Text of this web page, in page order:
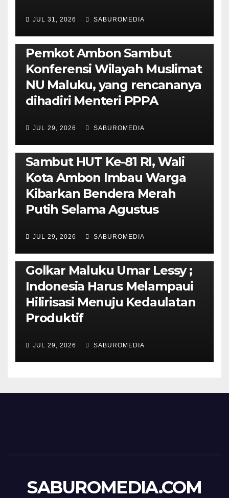
JUL 31, 2026 SABUROMEDIA
AMBON METRO JURNALISME AKTIVIS
POLITIK & PEMERINTAHAN
Pemkot Ambon Sambut
Konferensi Wilayah Muslimat
NU Maluku, yang rencananya
dihadiri Menteri PPPA
JUL 29, 2026 SABUROMEDIA
AMBON METRO POLITIK & PEMERINTAHAN
Sambut HUT Ke-81 RI, Wali
Kota Ambon Imbau Warga
Kibarkan Bendera Merah
Putih Selama Agustus
JUL 29, 2026 SABUROMEDIA
PENDIDIKAN & OLAHRAGA THE MOLUCCAS
Isi Materi LK-III HMI, Ketua
Golkar Maluku Umar Lessy ;
Indonesia Harus Melampaui
Hilirisasi Menuju Kedaulatan
Produktif
JUL 29, 2026 SABUROMEDIA
SABUROMEDIA.COM